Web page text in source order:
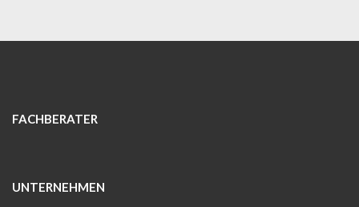
FACHBERATER
UNTERNEHMEN